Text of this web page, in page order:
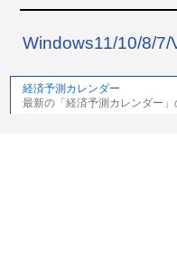
Windows11/10/8/7/
経済予測カレンダー
最新の「経済予測カレンダー」